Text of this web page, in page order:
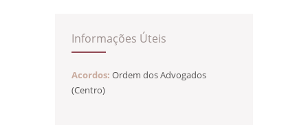
Informações Úteis
Acordos: Ordem dos Advogados
(Centro)